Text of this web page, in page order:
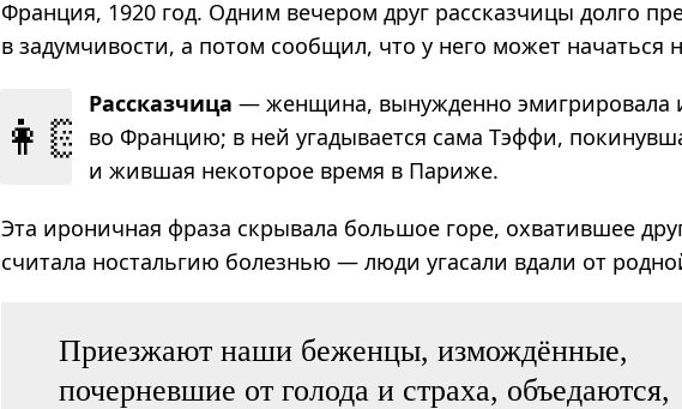
Франция, 1920 год. Одним вечером друг рассказчицы долго
в задумчивости, а потом сообщил, что у него может начаться
👩🏻Рассказчица — жен­щина, выну­жденно эми­гри­ро­вала
во Фран­цию; в ней уга­ды­ва­ется сама Тэффи,
и жив­шая неко­то­рое время в Париже.
Эта ироничная фраза скрывала большое горе, охватившее
считала ностальгию болезнью — люди угасали вдали от
Приезжают наши беженцы, измождённые,
почерневшие от голода и страха, объедаются,